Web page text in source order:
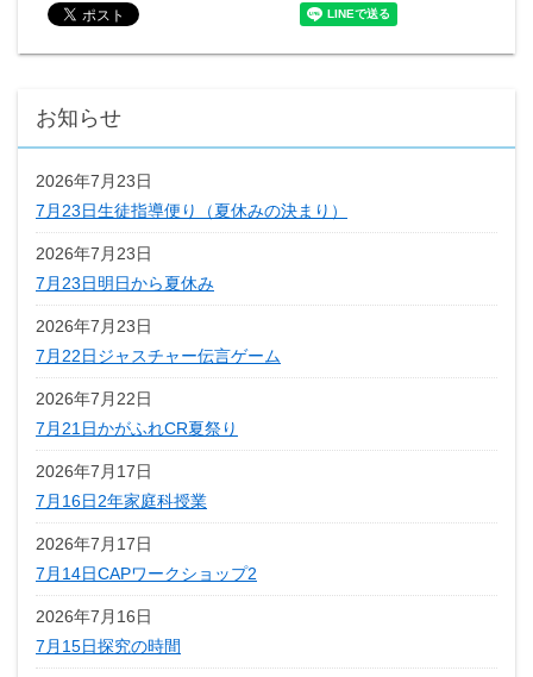
お知らせ
2026年7月23日
7月23日生徒指導便り（夏休みの決まり）
2026年7月23日
7月23日明日から夏休み
2026年7月23日
7月22日ジャスチャー伝言ゲーム
2026年7月22日
7月21日かがふれCR夏祭り
2026年7月17日
7月16日2年家庭科授業
2026年7月17日
7月14日CAPワークショップ2
2026年7月16日
7月15日探究の時間